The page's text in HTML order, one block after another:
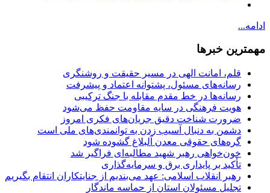
ادامه...
مهمترین خبرها
قلم، امانت الهی در مسیر حقیقت و روشنگری
رسانه‌های مسئول، پشتوانه اعتماد و پیشرفت
رسانه‌ها در خط مقدم مقابله با جنگ ترکیبی
هویت فرهنگی در سایه مقاومت حفظ می‌شود
ضرورت شناخت دقیق جریان‌های فکری امروز
دشمن به دنبال آسیب زدن به توانمندی‌های ملی است
گره‌های حقوقی معدن آلبلاغ گشوده شود
خون‌خواهی رهبر شهید مطالبه‌ای فراگیر شد
تأکید بر پایداری برق و سرمایه‌گذاری
رهبر انقلاب اسلامی: عهد می‌بندیم از جنایتکاران انتقام بگیریم
تجلیل مسئولان استان از حماسه ماندگار